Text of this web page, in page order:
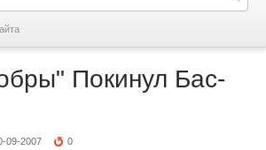
Покинул Бас-
09-2007 0